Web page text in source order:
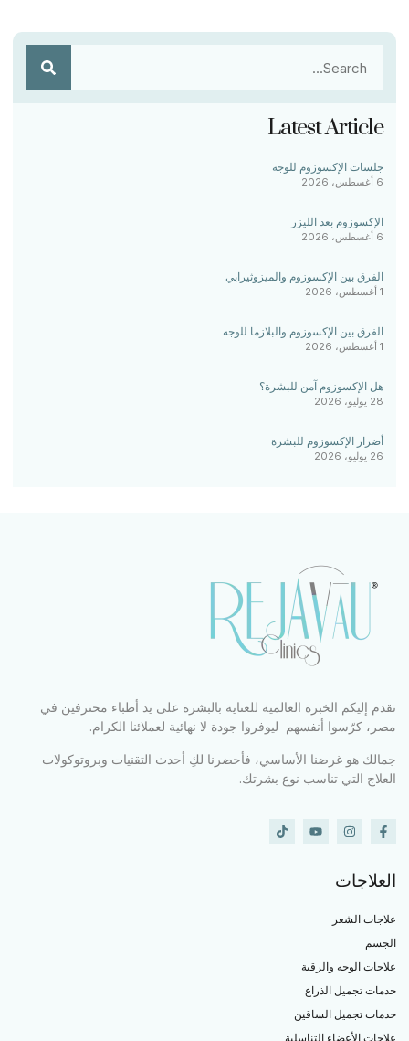
Latest Article
جلسات الإكسوزوم للوجه
6 أغسطس، 2026
الإكسوزوم بعد الليزر
6 أغسطس، 2026
الفرق بين الإكسوزوم والميزوثيرابي
1 أغسطس، 2026
الفرق بين الإكسوزوم والبلازما للوجه
1 أغسطس، 2026
هل الإكسوزوم آمن للبشرة؟
28 يوليو، 2026
أضرار الإكسوزوم للبشرة
26 يوليو، 2026
تقدم إليكم الخبرة العالمية للعناية بالبشرة على يد أطباء محترفين في
مصر، كرّسوا أنفسهم ليوفروا جودة لا نهائية لعملائنا الكرام.
جمالك هو غرضنا الأساسي، فأحضرنا لكِ أحدث التقنيات وبروتوكولات
العلاج التي تناسب نوع بشرتك.
العلاجات
علاجات الشعر
الجسم
علاجات الوجه والرقبة
خدمات تجميل الذراع
خدمات تجميل الساقين
علاجات الأعضاء التناسلية